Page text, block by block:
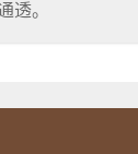
透。